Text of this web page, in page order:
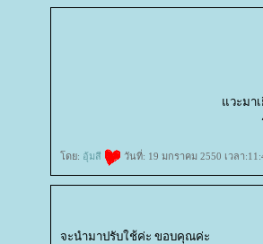
วะมาเ
ดย: อุ้มสี วันที่: 19 มกราคม 2550 เวลา
จะนำมาปรับใช้ค่ะ ขอบคุณค่ะ